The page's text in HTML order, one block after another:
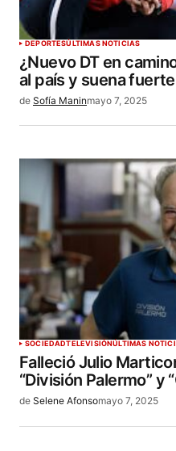
DEPORTESÚLTIMAS NOTICIAS
¿Nuevo DT en
al país y suena
de Sofía Maninmayo 7, 2025
SOCIEDADTELEVISIÓNÚLTIMAS
Falleció Julio
“División Palermo” y
de Selene Afonsomayo 7, 2025